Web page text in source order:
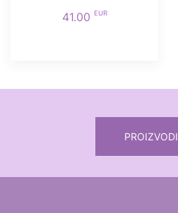
41.00 EUR
PROIZVODI